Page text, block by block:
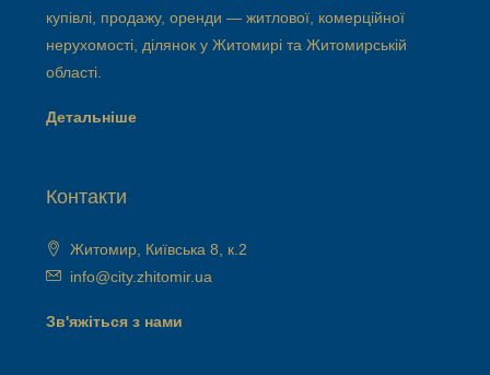
купівлі, продажу, оренди — житлової, комерційної
нерухомості, ділянок у Житомирі та Житомирській
області.
Детальніше
Контакти
Житомир, Київська 8, к.2
info@city.zhitomir.ua
Зв'яжіться з нами